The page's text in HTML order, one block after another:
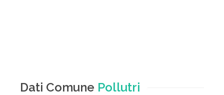
Dati Comune Pollutri